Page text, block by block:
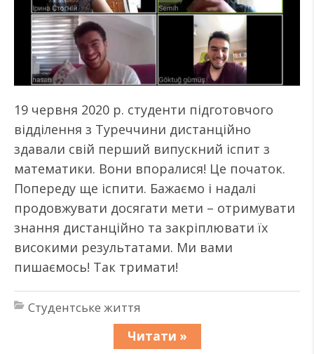
19 червня 2020 р. студенти підготовчого
відділення з Туреччини дистанційно
здавали свій перший випускний іспит з
математики. Вони впоралися! Це початок.
Попереду ще іспити. Бажаємо і надалі
продовжувати досягати мети – отримувати
знання дистанційно та закріплювати їх
високими результатами. Ми вами
пишаємось! Так тримати!
Студентське життя
Читати »